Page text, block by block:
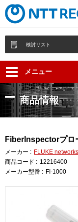
検討リスト
メニュー
商品情報
FiberInspectorプロ
メーカー : FLUKE
商品コード : 12216400
メーカー型番 : FI-1000